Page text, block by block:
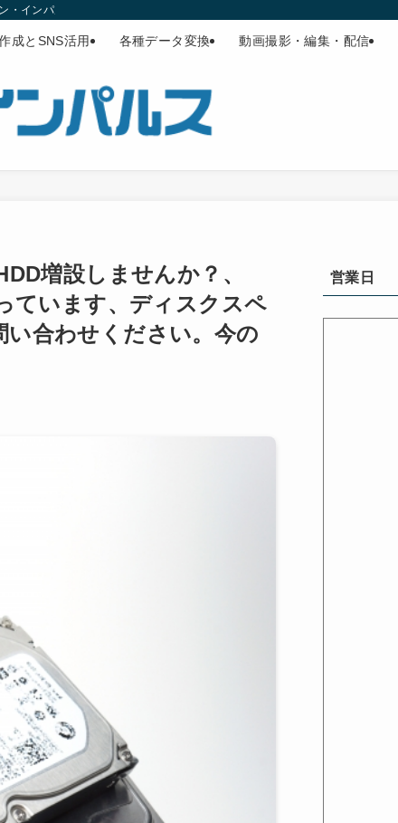
・インパルス
成とSNS活用 各種データ変換 動画撮影・編集・配信
増設しませんか？、
ています、ディスクスペ
合わせください。今の
営業日